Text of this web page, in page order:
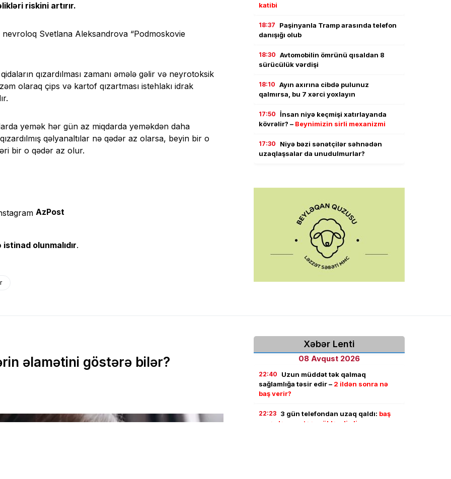
riskini artırır.
Svetlana Aleksandrova “Podmoskovie
qızardılması zamanı əmələ gəlir və neyrotoksik
olaraq çips və kartof qızartması istehlakı idrak
yemək hər gün az miqdarda yeməkdən daha
qəlyanaltılar nə qədər az olarsa, beyin bir o
bir o qədər az olur.
AzPost
olunmalıdır.
katibi
18:37
Paşinyanla Tramp arasında telefon
danışığı olub
18:30 Avtomobilin ömrünü qısaldan 8
sürücülük vərdişi
18:10 Ayın axırına cibdə pulunuz
qalmırsa, bu 7 xərci yoxlayın
17:50 İnsan niyə keçmişi xatırlayanda
kövrəlir? – Beynimizin sirli mexanizmi
17:30
Niyə bəzi sənətçilər səhnədən
uzaqlaşsalar da unudulmurlar?
əlamətini göstərə bilər?
Xəbər Lenti
08 Avqust 2026
22:40
Uzun müddət tək qalmaq
sağlamlığa təsir edir – 2 ildən sonra nə
baş verir?
22:23 3 gün telefondan uzaq qaldı: baş
verənlər onu təəccübləndirdi